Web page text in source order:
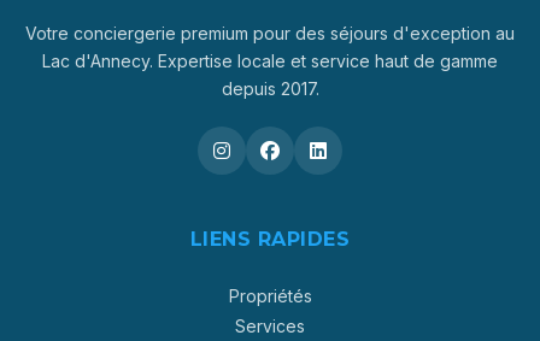
Votre conciergerie premium pour des séjours d'exception au
Lac d'Annecy. Expertise locale et service haut de gamme
depuis 2017.
LIENS RAPIDES
Propriétés
Services